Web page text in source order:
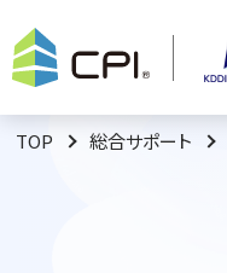
TOP 総合サポート